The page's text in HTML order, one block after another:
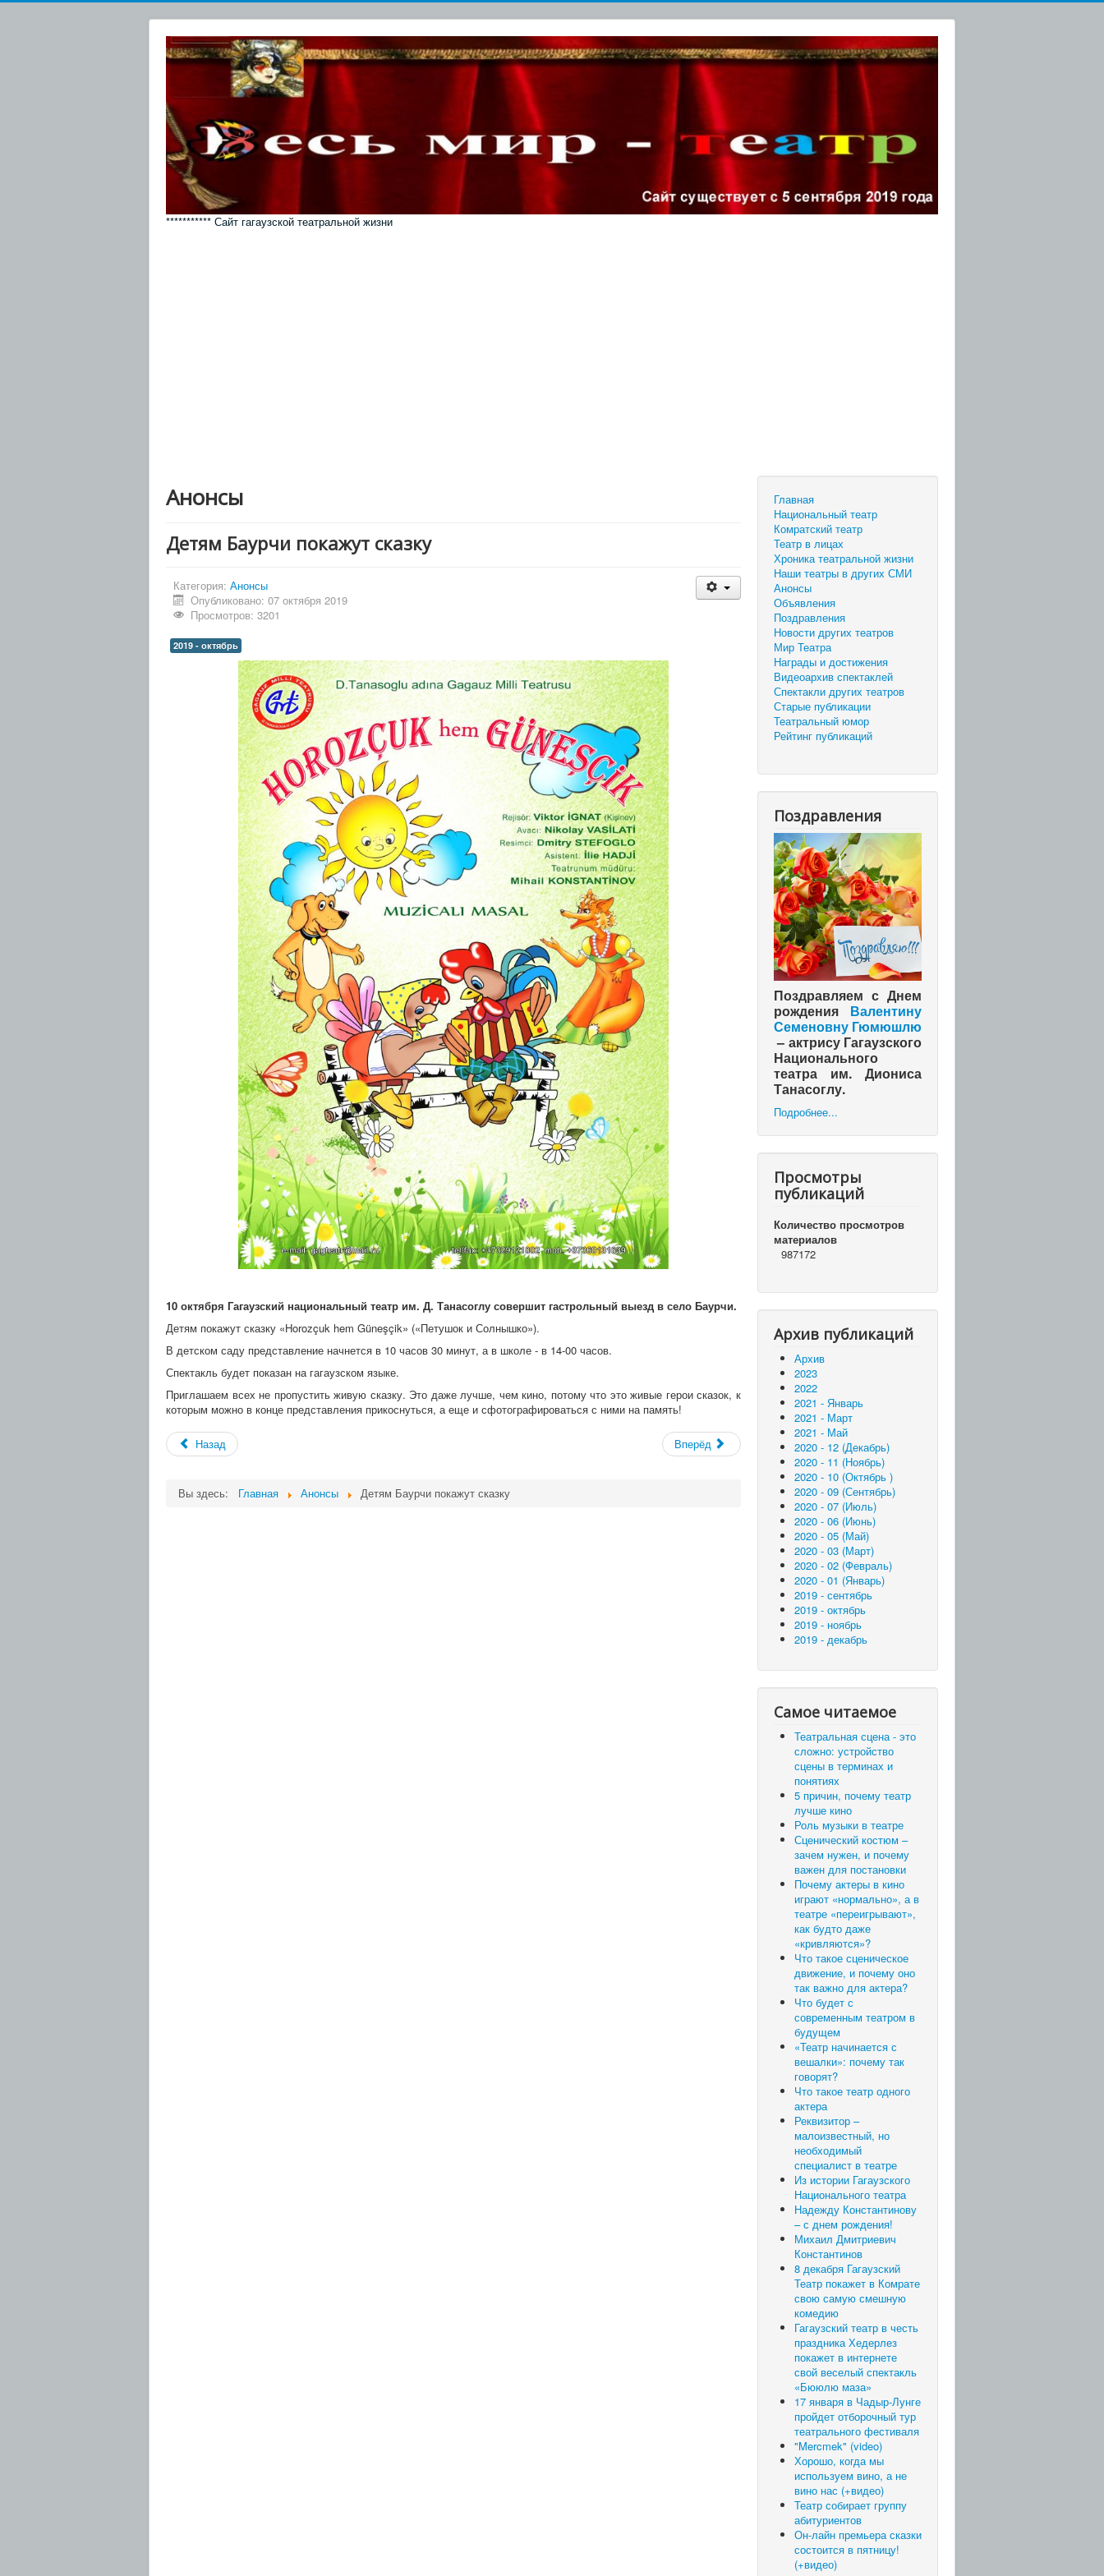
*********** Сайт гагаузской театральной жизни
Анонсы
Детям Баурчи покажут сказку
Категория: Анонсы
Опубликовано: 07 октября 2019
Просмотров: 3201
2019 - октябрь
10 октября Гагаузский национальный театр им. Д. Танасоглу совершит гастрольный выезд в село Баурчи.
Детям покажут сказку «Horozçuk hem Güneşçik» («Петушок и Солнышко»).
В детском саду представление начнется в 10 часов 30 минут, а в школе - в 14-00 часов.
Спектакль будет показан на гагаузском языке.
Приглашаем всех не пропустить живую сказку. Это даже лучше, чем кино, потому что это живые герои сказок, к
которым можно в конце представления прикоснуться, а еще и сфотографироваться с ними на память!
Назад Вперёд
Вы здесь: Главная Анонсы Детям Баурчи покажут сказку
Главная
Национальный театр
Комратский театр
Театр в лицах
Хроника театральной жизни
Наши театры в других СМИ
Анонсы
Объявления
Поздравления
Новости других театров
Мир Театра
Награды и достижения
Видеоархив спектаклей
Спектакли других театров
Старые публикации
Театральный юмор
Рейтинг публикаций
Поздравления
Поздравляем с Днем
рождения Валентину
Семеновну Гюмюшлю
– актрису Гагаузского
Национального
театра им. Диониса
Танасоглу.
Подробнее...
Просмотры
публикаций
Количество просмотров
материалов
987172
Архив публикаций
Архив
2023
2022
2021 - Январь
2021 - Март
2021 - Май
2020 - 12 (Декабрь)
2020 - 11 (Ноябрь)
2020 - 10 (Октябрь )
2020 - 09 (Сентябрь)
2020 - 07 (Июль)
2020 - 06 (Июнь)
2020 - 05 (Май)
2020 - 03 (Март)
2020 - 02 (Февраль)
2020 - 01 (Январь)
2019 - сентябрь
2019 - октябрь
2019 - ноябрь
2019 - декабрь
Самое читаемое
Театральная сцена - это
сложно: устройство
сцены в терминах и
понятиях
5 причин, почему театр
лучше кино
Роль музыки в театре
Сценический костюм –
зачем нужен, и почему
важен для постановки
Почему актеры в кино
играют «нормально», а в
театре «переигрывают»,
как будто даже
«кривляются»?
Что такое сценическое
движение, и почему оно
так важно для актера?
Что будет с
современным театром в
будущем
«Театр начинается с
вешалки»: почему так
говорят?
Что такое театр одного
актера
Реквизитор –
малоизвестный, но
необходимый
специалист в театре
Из истории Гагаузского
Национального театра
Надежду Константинову
– с днем рождения!
Михаил Дмитриевич
Константинов
8 декабря Гагаузский
Театр покажет в Комрате
свою самую смешную
комедию
Гагаузский театр в честь
праздника Хедерлез
покажет в интернете
свой веселый спектакль
«Бююлю маза»
17 января в Чадыр-Лунге
пройдет отборочный тур
театрального фестиваля
"Mercmek" (video)
Хорошо, когда мы
используем вино, а не
вино нас (+видео)
Театр собирает группу
абитуриентов
Он-лайн премьера сказки
состоится в пятницу!
(+видео)